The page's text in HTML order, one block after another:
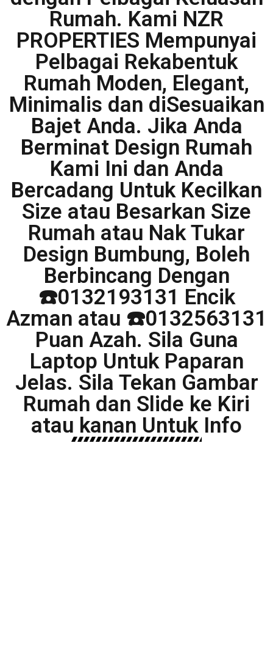
Rumah. Kami NZR
PROPERTIES Mempunyai
Pelbagai Rekabentuk
Rumah Moden, Elegant,
Minimalis dan diSesuaikan
Bajet Anda. Jika Anda
Berminat Design Rumah
Kami Ini dan Anda
Bercadang Untuk Kecilkan
Size atau Besarkan Size
Rumah atau Nak Tukar
Design Bumbung, Boleh
Berbincang Dengan
☎️0132193131 Encik
Azman atau ☎️0132563131
Puan Azah. Sila Guna
Laptop Untuk Paparan
Jelas. Sila Tekan Gambar
Rumah dan Slide ke Kiri
atau kanan Untuk Info